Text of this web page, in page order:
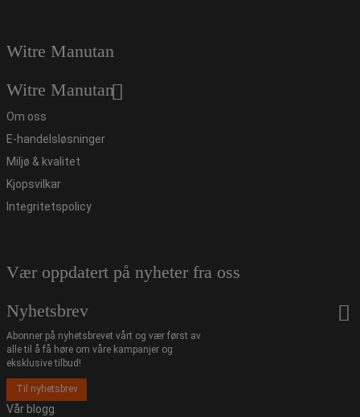
Witre Manutan
Witre Manutan
Om oss
E-handelsløsninger
Miljø & kvalitet
Kjopsvilkar
Integritetspolicy
Vær oppdatert på nyheter fra oss
Nyhetsbrev
Abonner på nyhetsbrevet vårt og vær først av
alle til å få høre om våre kampanjer og
eksklusive tilbud!
Til nyhetsbrev
Vår blogg